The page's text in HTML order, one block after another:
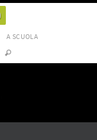
A SCUOLA